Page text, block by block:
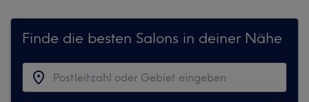
Finde die besten Salons in deiner Nähe